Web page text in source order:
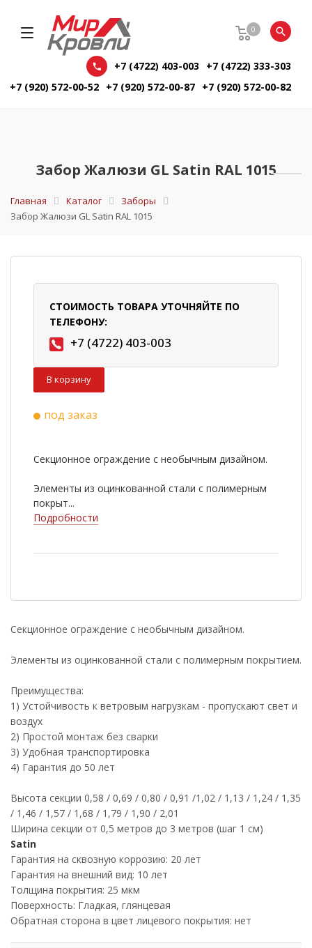
0
+7 (4722) 403-003
+7 (4722) 333-303
+7 (920) 572-00-52 +7 (920) 572-00-87 +7 (920) 572-00-82
Забор Жалюзи GL Satin RAL 1015
Главная Каталог
Заборы
Забор Жалюзи GL Satin RAL 1015
СТОИМОСТЬ ТОВАРА УТОЧНЯЙТЕ ПО
ТЕЛЕФОНУ:
+7 (4722) 403-003
В корзину
под заказ
Секционное ограждение с необычным дизайном.
Элементы из оцинкованной стали с полимерным
покрыт...
Подробности
Секционное ограждение с необычным дизайном.
Элементы из оцинкованной стали с полимерным покрытием.
Преимущества:
1) Устойчивость к ветровым нагрузкам - пропускают свет и
воздух
2) Простой монтаж без сварки
3) Удобная транспортировка
4) Гарантия до 50 лет
Высота секции 0,58 / 0,69 / 0,80 / 0,91 /1,02 / 1,13 / 1,24 / 1,35
/ 1,46 / 1,57 / 1,68 / 1,79 / 1,90 / 2,01
Ширина секции от 0,5 метров до 3 метров (шаг 1 см)
Satin
Гарантия на сквозную коррозию: 20 лет
Гарантия на внешний вид: 10 лет
Толщина покрытия: 25 мкм
Поверхность: Гладкая, глянцевая
Обратная сторона в цвет лицевого покрытия: нет